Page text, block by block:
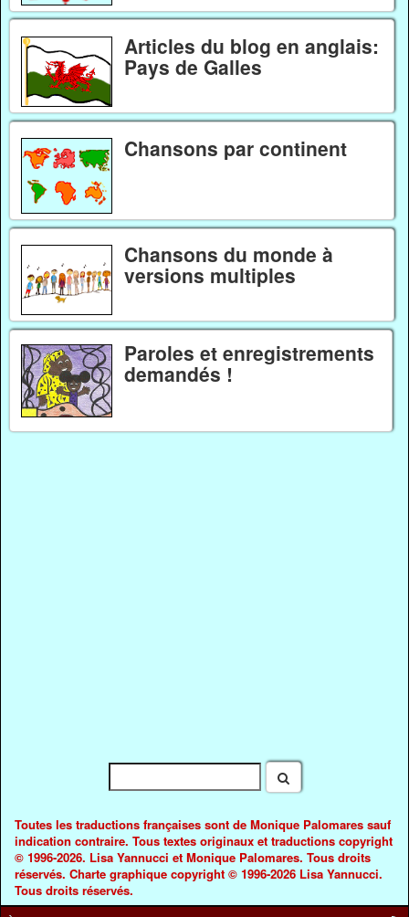
Articles du blog en anglais:
Pays de Galles
Chansons par continent
Chansons du monde à
versions multiples
Paroles et enregistrements
demandés !
Toutes les traductions françaises sont de Monique Palomares sauf
indication contraire. Tous textes originaux et traductions copyright
© 1996-2026. Lisa Yannucci et Monique Palomares. Tous droits
réservés. Charte graphique copyright © 1996-2026 Lisa Yannucci.
Tous droits réservés.